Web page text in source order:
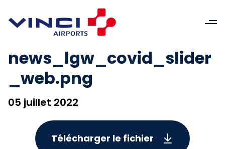
news_lgw_covid_slider
_web.png
05 juillet 2022
Télécharger le fichier